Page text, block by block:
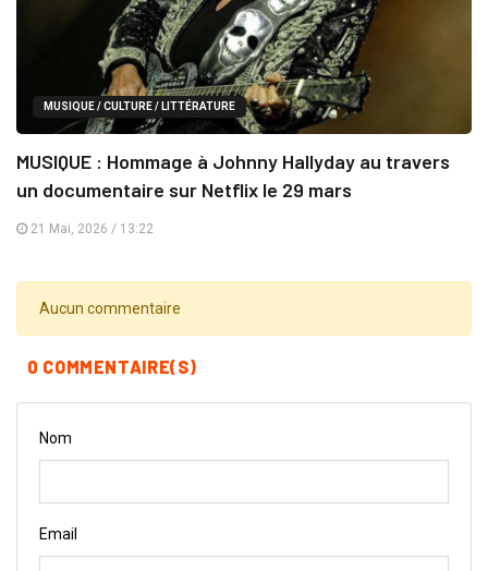
MUSIQUE / CULTURE / LITTÉRATURE
MUSIQUE : Hommage à Johnny Hallyday au travers
un documentaire sur Netflix le 29 mars
21 Mai, 2026 / 13:22
Aucun commentaire
0 COMMENTAIRE(S)
Nom
Email